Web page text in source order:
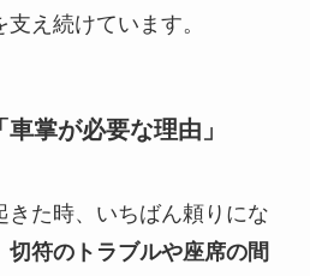
え続けています。
掌が必要な理由」
きた時、いちばん頼りにな
切符のトラブルや座席の間